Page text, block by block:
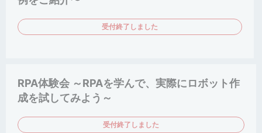
受付終了しました
RPA体験会 ～RPAを学んで、実際にロボット作
成を試してみよう～
受付終了しました